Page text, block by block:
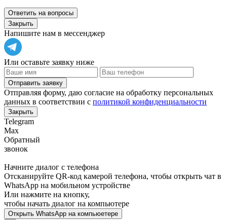
Ответить на вопросы
Закрыть
Напишите нам в мессенджер
Или оставьте заявку ниже
Отправить заявку
Отправляя форму, даю согласие на обработку персональных
данных в соответствии с политикой конфиденциальности
Закрыть
Telegram
Max
Обратный
звонок
Начните диалог с телефона
Отсканируйте QR-код камерой телефона, чтобы открыть чат в
WhatsApp на мобильном устройстве
Или нажмите на кнопку,
чтобы начать диалог на компьютере
Открыть WhatsApp на компьюетере